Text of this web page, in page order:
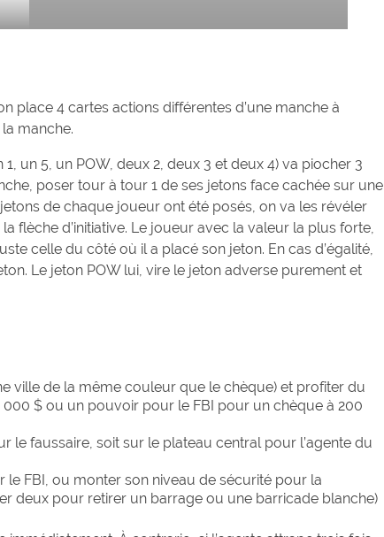
place 4 cartes actions différentes d’une manche à
manche.
un 5, un POW, deux 2, deux 3 et deux 4) va piocher 3
poser tour à tour 1 de ses jetons face cachée sur une
de chaque joueur ont été posés, on va les révéler
flèche d’initiative. Le joueur avec la valeur la plus forte,
celle du côté où il a placé son jeton. En cas d’égalité,
Le jeton POW lui, vire le jeton adverse purement et
ville de la même couleur que le chèque) et profiter du
$ ou un pouvoir pour le FBI pour un chèque à 200
le faussaire, soit sur le plateau central pour l’agente du
FBI, ou monter son niveau de sécurité pour la
deux pour retirer un barrage ou une barricade blanche)